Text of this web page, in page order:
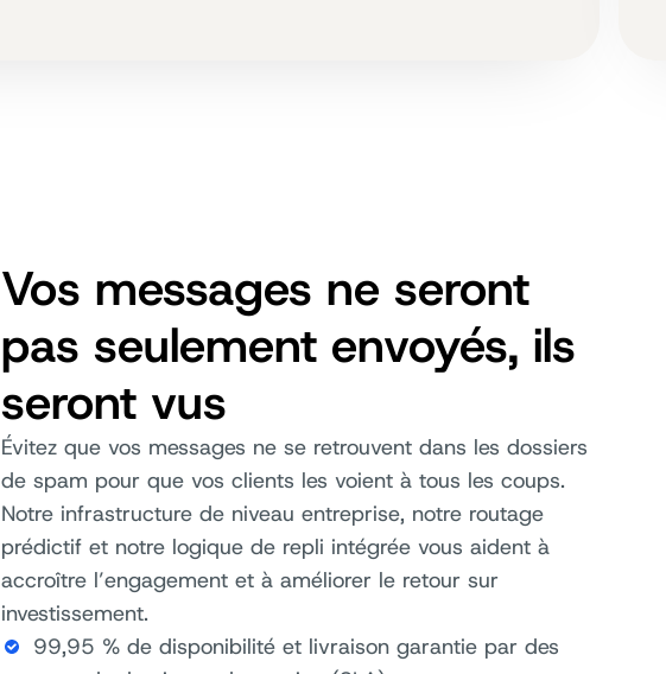
Vos messages ne seront
pas seulement envoyés, ils
seront vus
Évitez que vos messages ne se retrouvent dans les dossiers
de spam pour que vos clients les voient à tous les coups.
Notre infrastructure de niveau entreprise, notre routage
prédictif et notre logique de repli intégrée vous aident à
accroître l’engagement et à améliorer le retour sur
investissement.
99,95 % de disponibilité et livraison garantie par des